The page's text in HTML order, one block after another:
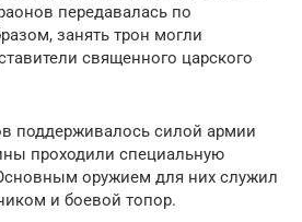
передавалась по
занять трон могли
священного царского
поддерживалось силой армии
проходили специальную
оружием для них служил
и боевой топор.